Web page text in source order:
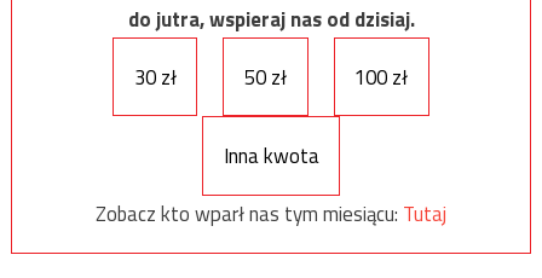
do jutra, wspieraj nas od dzisiaj.
30 zł
50 zł 100 zł
Inna kwota
Zobacz kto wparł nas tym miesiącu: Tutaj